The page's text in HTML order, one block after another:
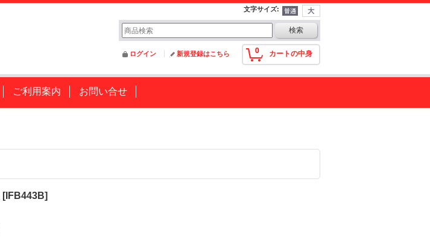
文字サイズ:
0 カートの中身
ログイン 新規登録はこちら
ご利用案内 お問い合せ
[IFB443B]